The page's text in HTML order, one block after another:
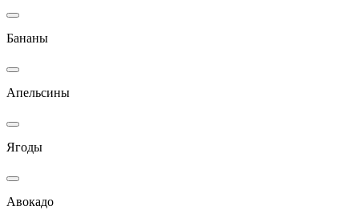
Бананы
Апельсины
Ягоды
Авокадо